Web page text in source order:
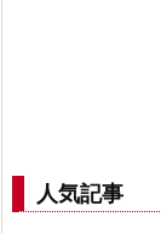
人気記事